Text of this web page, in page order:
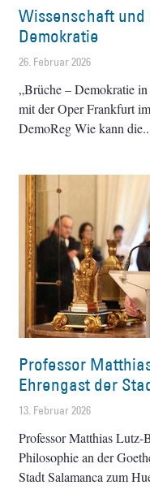
Wissenschaft und
Demokratie
26. Februar 2026
„Brüche – Demokratie
mit der Oper Frankfurt
DemoReg Wie kann die
Professor
Ehrengast der
13. Februar 2026
Professor Matthias Lutz-
Philosophie an der
Stadt Salamanca zum